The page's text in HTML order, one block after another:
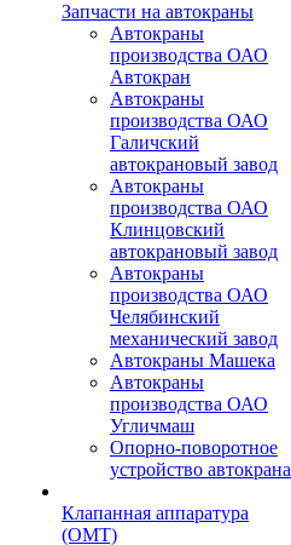
Запчасти на автокраны
Автокраны
производства ОАО
Автокран
Автокраны
производства ОАО
Галичский
автокрановый завод
Автокраны
производства ОАО
Клинцовский
автокрановый завод
Автокраны
производства ОАО
Челябинский
механический завод
Автокраны Машека
Автокраны
производства ОАО
Угличмаш
Опорно-поворотное
устройство автокрана
Клапанная аппаратура
(OMT)